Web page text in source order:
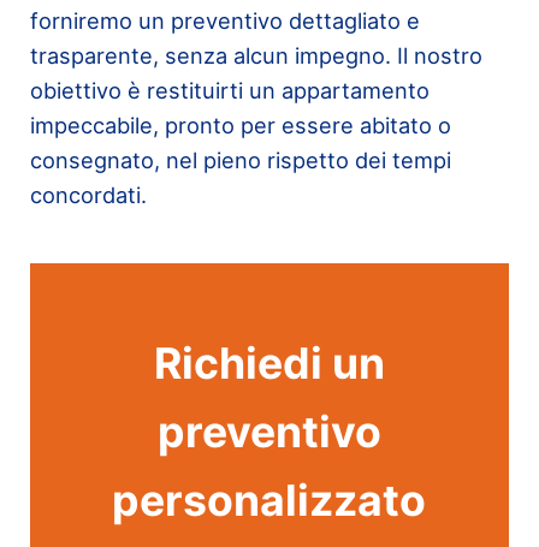
forniremo un preventivo dettagliato e
trasparente, senza alcun impegno. Il nostro
obiettivo è restituirti un appartamento
impeccabile, pronto per essere abitato o
consegnato, nel pieno rispetto dei tempi
concordati.
Richiedi un
preventivo
personalizzato